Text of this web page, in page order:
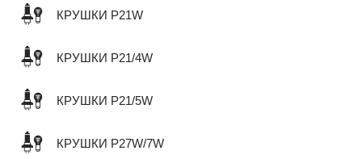
КРУШКИ P21W
КРУШКИ P21/4W
КРУШКИ P21/5W
КРУШКИ P27W/7W